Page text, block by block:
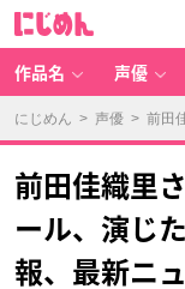
作品名 声優
にじめん > 声優 > 前田
前田佳織里
ール、演じ
報、最新ニ